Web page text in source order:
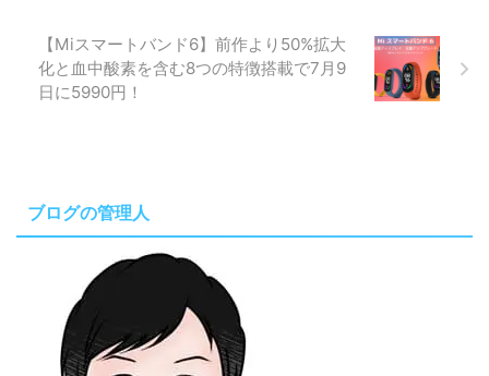
【Miスマートバンド6】前作より50%拡大
化と血中酸素を含む8つの特徴搭載で7月9
日に5990円！
ブログの管理人